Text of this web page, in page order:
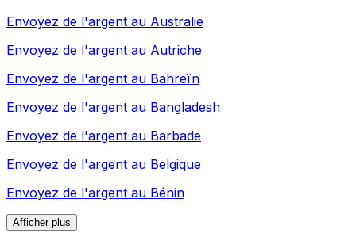
Envoyez de l'argent au Australie
Envoyez de l'argent au Autriche
Envoyez de l'argent au Bahreïn
Envoyez de l'argent au Bangladesh
Envoyez de l'argent au Barbade
Envoyez de l'argent au Belgique
Envoyez de l'argent au Bénin
Afficher plus